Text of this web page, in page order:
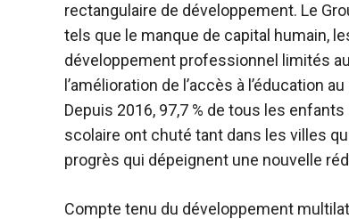
rectangulaire de développement. Le
tels que le manque de capital humain,
développement professionnel limités
l’amélioration de l’accès à l’éducation
Depuis 2016, 97,7 % de tous les
scolaire ont chuté tant dans les villes
progrès qui dépeignent une nouvelle
Compte tenu du développement